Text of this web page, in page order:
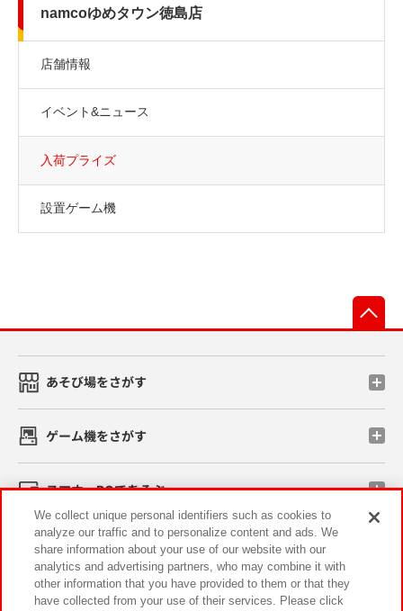
namcoゆめタウン徳島店
店舗情報
イベント&ニュース
入荷プライズ
設置ゲーム機
あそび場をさがす
ゲーム機をさがす
スマホ・PCであそぶ
イベント・キャンペーン
We collect unique personal identifiers such as cookies to
analyze our traffic and to personalize content and ads. We
share information about your use of our website with our
analytics and advertising partners, who may combine it with
other information that you have provided to them or that they
have collected from your use of their services. Please click